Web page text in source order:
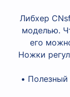
Либхер
моделью.
его
Ножки
•